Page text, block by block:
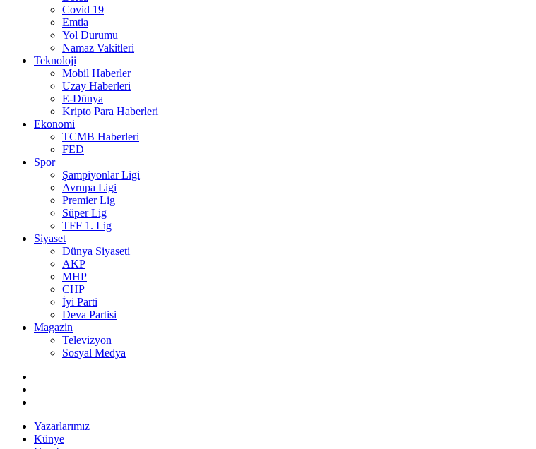
Covid 19
Emtia
Yol Durumu
Namaz Vakitleri
Teknoloji
Mobil Haberler
Uzay Haberleri
E-Dünya
Kripto Para Haberleri
Ekonomi
TCMB Haberleri
FED
Spor
Şampiyonlar Ligi
Avrupa Ligi
Premier Lig
Süper Lig
TFF 1. Lig
Siyaset
Dünya Siyaseti
AKP
MHP
CHP
İyi Parti
Deva Partisi
Magazin
Televizyon
Sosyal Medya
Yazarlarımız
Künye